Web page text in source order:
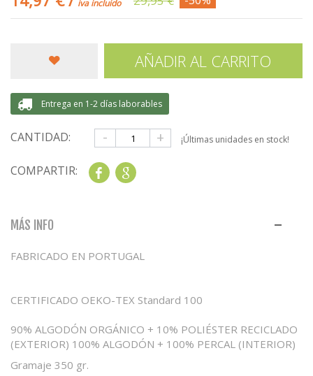
iva incluido
AÑADIR AL CARRITO
Entrega en 1-2 días laborables
CANTIDAD: - + ¡Últimas unidades en stock!
COMPARTIR: Share
MÁS INFO
FABRICADO EN PORTUGAL
CERTIFICADO OEKO-TEX Standard 100
90% ALGODÓN ORGÁNICO + 10% POLIÉSTER RECICLADO
(EXTERIOR) 100% ALGODÓN + 100% PERCAL (INTERIOR)
Gramaje 350 gr.